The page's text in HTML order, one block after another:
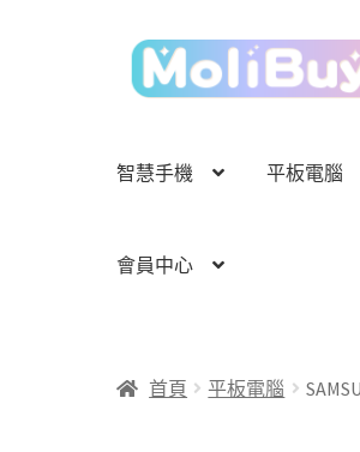
跳
至
列
跳
至
內
智慧手機 平板電腦
會員中心
首頁 平板電腦